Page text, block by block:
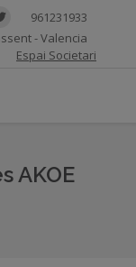
961231933
- Valencia
Espai Societari
AKOE